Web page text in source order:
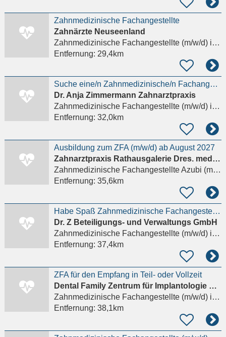
Zahnmedizinische Fachangestellte
Zahnärzte Neuseenland
Zahnmedizinische Fachangestellte (m/w/d)in Zwenkau
Entfernung: 29,4km
Suche eine/n Zahnmedizinische/n Fachangestellte/n
Dr. Anja Zimmermann Zahnarztpraxis
Zahnmedizinische Fachangestellte (m/w/d)in Reinsdorf Zwickau, Friedrichsgrün
Entfernung: 32,0km
Ausbildung zum ZFA (m/w/d) ab August 2027
Zahnarztpraxis Rathausgalerie Dres. med. dent. Carolin Hahn & Martin Zietlow
Zahnmedizinische Fachangestellte Azubi (m/w/d)
Entfernung: 35,6km
Habe Spaß Zahnmedizinische Fachangestellte / ZFA (a)
Dr. Z Beteiligungs- und Verwaltungs GmbH
Zahnmedizinische Fachangestellte (m/w/d)in Chemnitz
Entfernung: 37,4km
ZFA für den Empfang in Teil- oder Vollzeit
Dental Family Zentrum für Implantologie und Implantatprothetik
Zahnmedizinische Fachangestellte (m/w/d)in Jahnsdorf/Erzgebirge
Entfernung: 38,1km